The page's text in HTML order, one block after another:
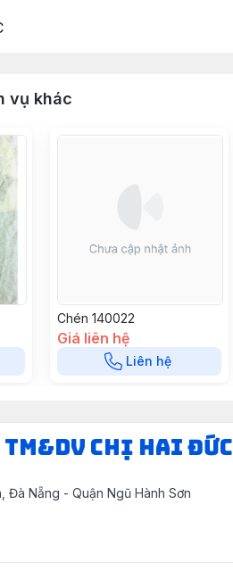
vụ khác
Chén 140022
Giá liên hệ
Liên hệ
TM&DV CHỊ HAI ĐỨC
Đà Nẵng - Quận Ngũ Hành Sơn